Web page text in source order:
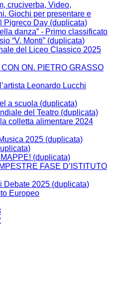
cruciverba, Video,
Giochi per presentare e
Pigreco Day (duplicata)
danza” - Primo classificato
“V. Monti” (duplicata)
del Liceo Classico 2025
CON ON. PIETRO GRASSO
Leonardo Lucchi
a scuola (duplicata)
del Teatro (duplicata)
colletta alimentare 2024
2025 (duplicata)
(duplicata)
FASE D’ISTITUTO
Debate 2025 (duplicata)
Europeo